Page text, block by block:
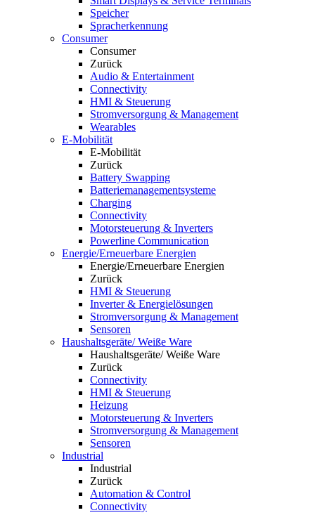
Speicher
Spracherkennung
Consumer
Consumer
Zurück
Audio & Entertainment
Connectivity
HMI & Steuerung
Stromversorgung & Management
Wearables
E-Mobilität
E-Mobilität
Zurück
Battery Swapping
Batteriemanagementsysteme
Charging
Connectivity
Motorsteuerung & Inverters
Powerline Communication
Energie/Erneuerbare Energien
Energie/Erneuerbare Energien
Zurück
HMI & Steuerung
Inverter & Energielösungen
Stromversorgung & Management
Sensoren
Haushaltsgeräte/ Weiße Ware
Haushaltsgeräte/ Weiße Ware
Zurück
Connectivity
HMI & Steuerung
Heizung
Motorsteuerung & Inverters
Stromversorgung & Management
Sensoren
Industrial
Industrial
Zurück
Automation & Control
Connectivity